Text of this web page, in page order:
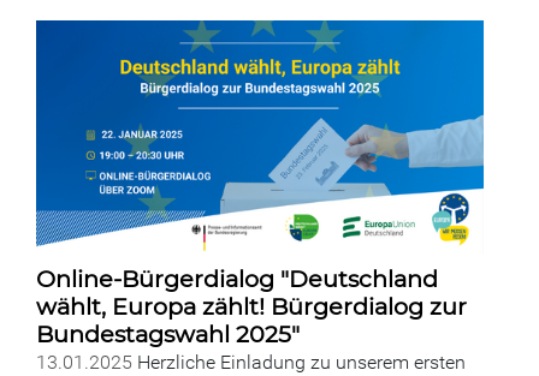
Online-Bürgerdialog "Deutschland
wählt, Europa zählt! Bürgerdialog zur
Bundestagswahl 2025"
13.01.2025 Herzliche Einladung zu unserem ersten